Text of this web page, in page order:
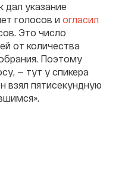
дал указание
голосов и огласил
Это число
от количества
Поэтому
— тут у спикера
взял пятисекундную